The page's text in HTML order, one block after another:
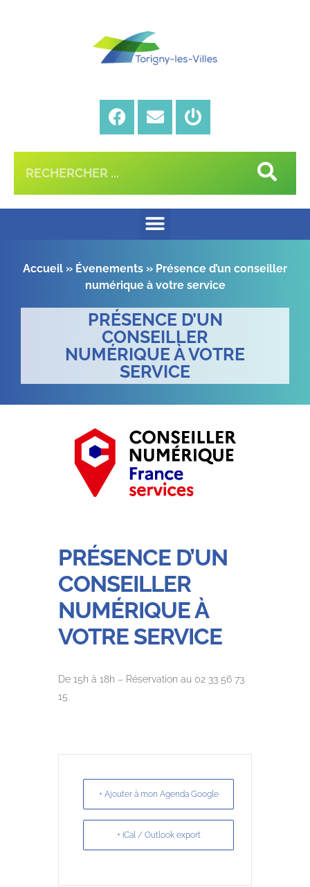
Accueil » Évenements » Présence d’un conseiller
numérique à votre service
PRÉSENCE D’UN
CONSEILLER
NUMÉRIQUE À VOTRE
SERVICE
PRÉSENCE D’UN
CONSEILLER
NUMÉRIQUE À
VOTRE SERVICE
De 15h à 18h – Réservation au 02 33 56 73
15
+ Ajouter à mon Agenda Google
+ iCal / Outlook export